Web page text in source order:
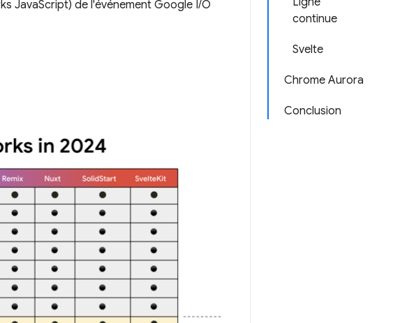
continue
Svelte
Chrome Aurora
Conclusion
JavaScript) de l'événement Google I/O